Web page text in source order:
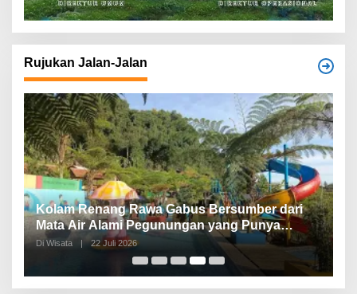
Rujukan Jalan-Jalan
Kolam Renang Rawa Gabus Bersumber dari
Mata Air Alami Pegunungan yang Punya
Pemandangan Langsung di Alam dan
Di Wisata 22 Juli 2026